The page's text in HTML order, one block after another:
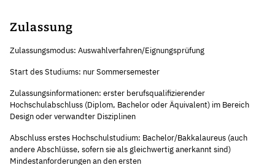
Zulassung
Zulassungsmodus: Auswahlverfahren/Eignungsprüfung
Start des Studiums: nur Sommersemester
Zulassungsinformationen: erster berufsqualifizierender
Hochschulabschluss (Diplom, Bachelor oder Äquivalent) im Bereich
Design oder verwandter Disziplinen
Abschluss erstes Hochschulstudium: Bachelor/Bakkalaureus (auch
andere Abschlüsse, sofern sie als gleichwertig anerkannt sind)
Mindestanforderungen an den ersten